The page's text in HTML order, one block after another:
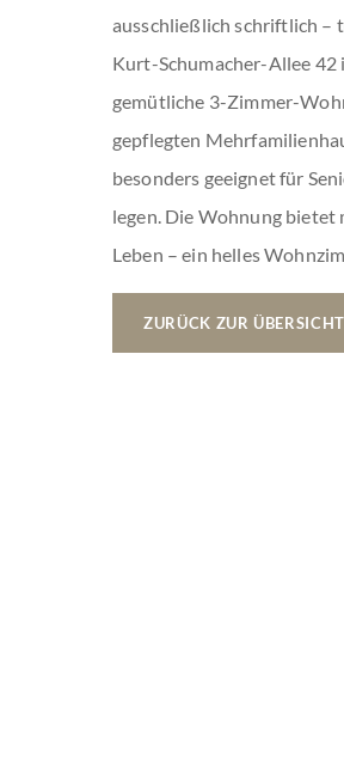
ausschließlich schriftlich –
Kurt-Schumacher-Allee
gemütliche 3-Zimmer-
gepflegten
besonders geeignet für
legen. Die Wohnung bietet
Leben – ein helles
ZURÜCK ZUR ÜBERSICHT